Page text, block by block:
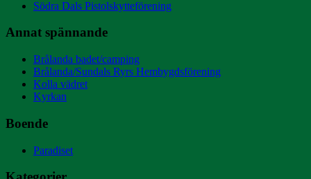
Södra Dals Pistolskytteförening
Annat spännande
Brålanda badet/camping
Brålanda/Sundals Ryrs Hembygdsförening
Kolla vädret
Kyrkan
Boende
Paradiset